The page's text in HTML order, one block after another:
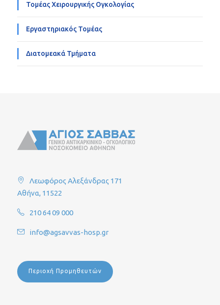
Τομέας Χειρουργικής Ογκολογίας
Εργαστηριακός Τομέας
Διατομεακά Τμήματα
Λεωφόρος Αλεξάνδρας 171
Αθήνα, 11522
210 64 09 000
info@agsavvas-hosp.gr
Περιοχή Προμηθευτών